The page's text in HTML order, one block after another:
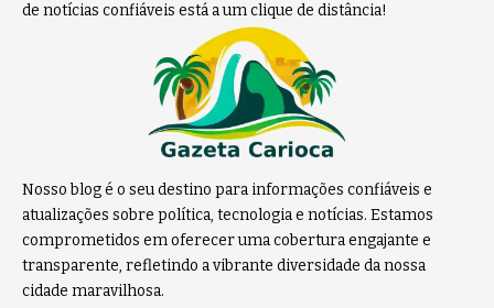
de notícias confiáveis está a um clique de distância!
Nosso blog é o seu destino para informações confiáveis e
atualizações sobre política, tecnologia e notícias. Estamos
comprometidos em oferecer uma cobertura engajante e
transparente, refletindo a vibrante diversidade da nossa
cidade maravilhosa.